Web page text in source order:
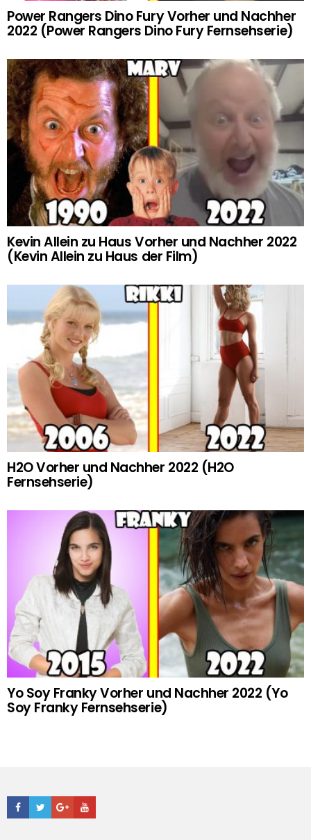
Power Rangers Dino Fury Vorher und Nachher
2022 (Power Rangers Dino Fury Fernsehserie)
Kevin Allein zu Haus Vorher und Nachher 2022
(Kevin Allein zu Haus der Film)
H2O Vorher und Nachher 2022 (H2O
Fernsehserie)
Yo Soy Franky Vorher und Nachher 2022 (Yo
Soy Franky Fernsehserie)
Facebook
TwitterGoogle+Youtube